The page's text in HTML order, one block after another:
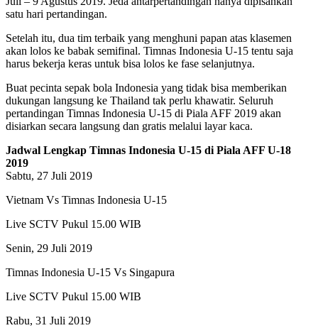
satu hari pertandingan.
Setelah itu, dua tim terbaik yang menghuni papan atas klasemen
akan lolos ke babak semifinal. Timnas Indonesia U-15 tentu saja
harus bekerja keras untuk bisa lolos ke fase selanjutnya.
Buat pecinta sepak bola Indonesia yang tidak bisa memberikan
dukungan langsung ke Thailand tak perlu khawatir. Seluruh
pertandingan Timnas Indonesia U-15 di Piala AFF 2019 akan
disiarkan secara langsung dan gratis melalui layar kaca.
Jadwal Lengkap Timnas Indonesia U-15 di Piala AFF U-18
2019
Sabtu, 27 Juli 2019
Vietnam Vs Timnas Indonesia U-15
Live SCTV Pukul 15.00 WIB
Senin, 29 Juli 2019
Timnas Indonesia U-15 Vs Singapura
Live SCTV Pukul 15.00 WIB
Rabu, 31 Juli 2019